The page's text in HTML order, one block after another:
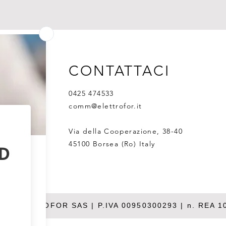
CONTATTACI
0425 474533
comm@elettrofor.it
Via della Cooperazione, 38-40
45100 Borsea (Ro) Italy
ELETTROFOR SAS | P.IVA 00950300293 | n. REA